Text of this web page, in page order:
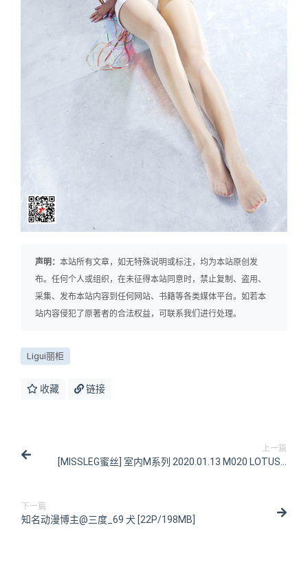
声明： 本站所有文章，如无特殊说明或标注，均为本站原创发
布。任何个人或组织，在未征得本站同意时，禁止复制、盗用、
采集、发布本站内容到任何网站、书籍等各类媒体平台。如若本
站内容侵犯了原著者的合法权益，可联系我们进行处理。
Ligui丽柜
收藏 链接
上一篇
[MISSLEG蜜丝] 室内M系列 2020.01.13 M020 LOTUS&
下一篇
知名动漫博主@三度_69 犬 [22P/198MB]